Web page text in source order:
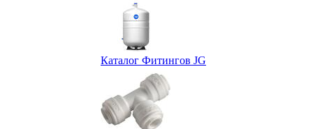
Каталог Фитингов JG